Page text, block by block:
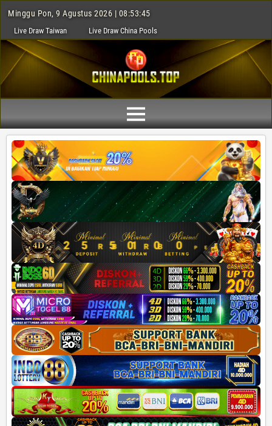
Minggu Pon, 9 Agustus 2026 | 08:53:47
Live Draw Taiwan Live Draw China Pools